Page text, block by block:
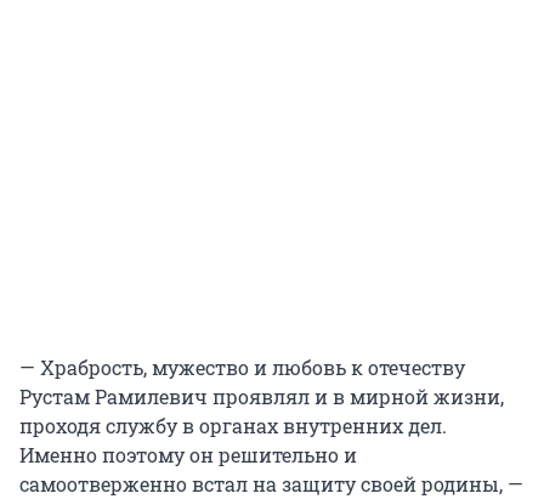
— Храбрость, мужество и любовь к отечеству
Рустам Рамилевич проявлял и в мирной жизни,
проходя службу в органах внутренних дел.
Именно поэтому он решительно и
самоотверженно встал на защиту своей родины, —